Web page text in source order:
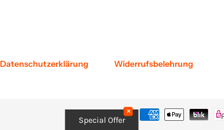
Datenschutzerklärung Widerrufsbelehrung
✕
Special Offer